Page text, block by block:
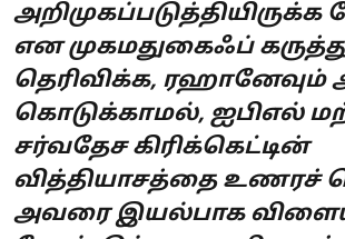
என முகமதுகைஃப்
தெரிவிக்க, ரஹானேவும்
கொடுக்காமல், ஐபிஎல்
சர்வதேச கிரிக்கெட்டின்
வித்தியாசத்தை உணரச்
அவரை இயல்பாக